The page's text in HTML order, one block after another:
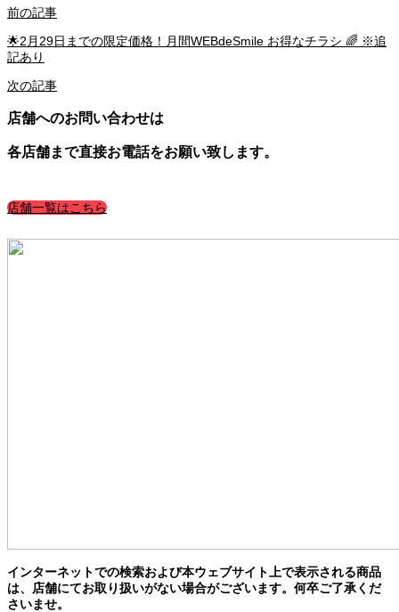
前の記事
🌟2月29日までの限定価格！月間WEBdeSmile お得なチラシ 🌈 ※追
記あり
次の記事
店舗へのお問い合わせは
各店舗まで直接お電話をお願い致します。
店舗一覧はこちら
インターネットでの検索および本ウェブサイト上で表示される商品
は、店舗にてお取り扱いがない場合がございます。何卒ご了承くだ
さいませ。